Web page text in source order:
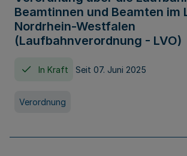
Beamtinnen und Beamten im
Nordrhein-Westfalen
(Laufbahnverordnung - LVO)
In Kraft Seit 07. Juni 2025
Verordnung